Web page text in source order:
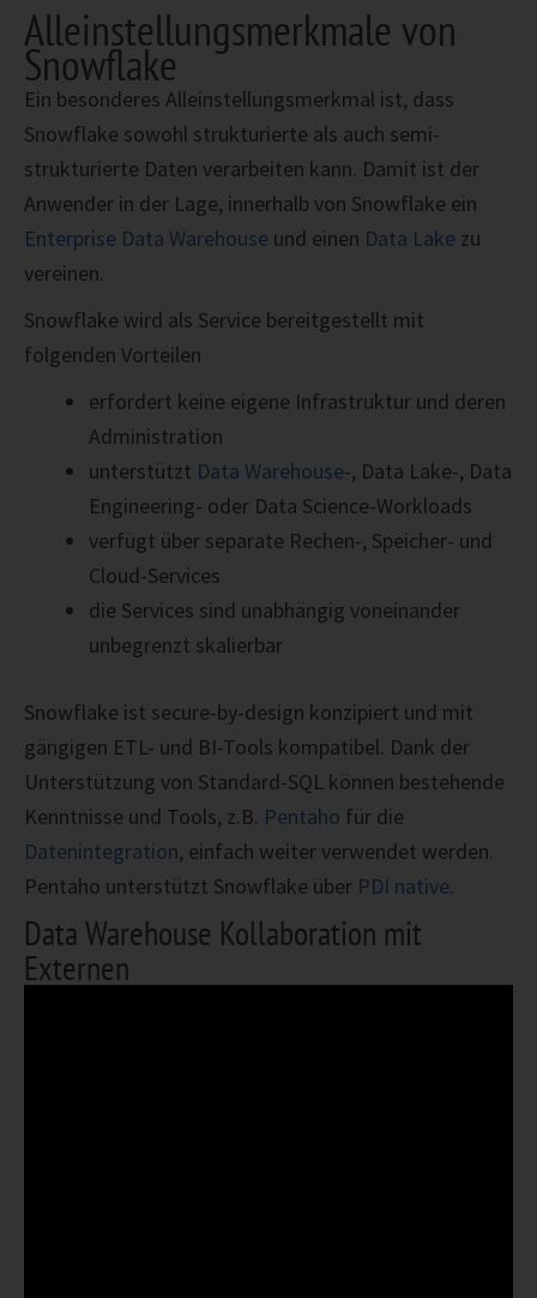
Alleinstellungsmerkmale von
Snowflake
Ein besonderes Alleinstellungsmerkmal ist, dass
Snowflake sowohl strukturierte als auch semi-
strukturierte Daten verarbeiten kann. Damit ist der
Anwender in der Lage, innerhalb von Snowflake ein
Enterprise Data Warehouse und einen Data Lake zu
vereinen.
Snowflake wird als Service bereitgestellt mit
folgenden Vorteilen
erfordert keine eigene Infrastruktur und deren
Administration
unterstützt Data Warehouse-, Data Lake-, Data
Engineering- oder Data Science-Workloads
verfügt über separate Rechen-, Speicher- und
Cloud-Services
die Services sind unabhängig voneinander
unbegrenzt skalierbar
Snowflake ist secure-by-design konzipiert und mit
gängigen ETL- und BI-Tools kompatibel. Dank der
Unterstützung von Standard-SQL können bestehende
Kenntnisse und Tools, z.B. Pentaho für die
Datenintegration, einfach weiter verwendet werden.
Pentaho unterstützt Snowflake über PDI native.
Data Warehouse Kollaboration mit
Externen